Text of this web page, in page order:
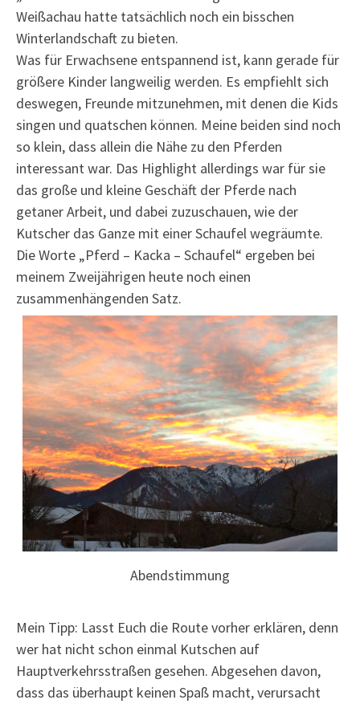
Weißachau hatte tatsächlich noch ein bisschen
Winterlandschaft zu bieten.
Was für Erwachsene entspannend ist, kann gerade für
größere Kinder langweilig werden. Es empfiehlt sich
deswegen, Freunde mitzunehmen, mit denen die Kids
singen und quatschen können. Meine beiden sind noch
so klein, dass allein die Nähe zu den Pferden
interessant war. Das Highlight allerdings war für sie
das große und kleine Geschäft der Pferde nach
getaner Arbeit, und dabei zuzuschauen, wie der
Kutscher das Ganze mit einer Schaufel wegräumte.
Die Worte „Pferd – Kacka – Schaufel“ ergeben bei
meinem Zweijährigen heute noch einen
zusammenhängenden Satz.
Abendstimmung
Mein Tipp: Lasst Euch die Route vorher erklären, denn
wer hat nicht schon einmal Kutschen auf
Hauptverkehrsstraßen gesehen. Abgesehen davon,
dass das überhaupt keinen Spaß macht, verursacht